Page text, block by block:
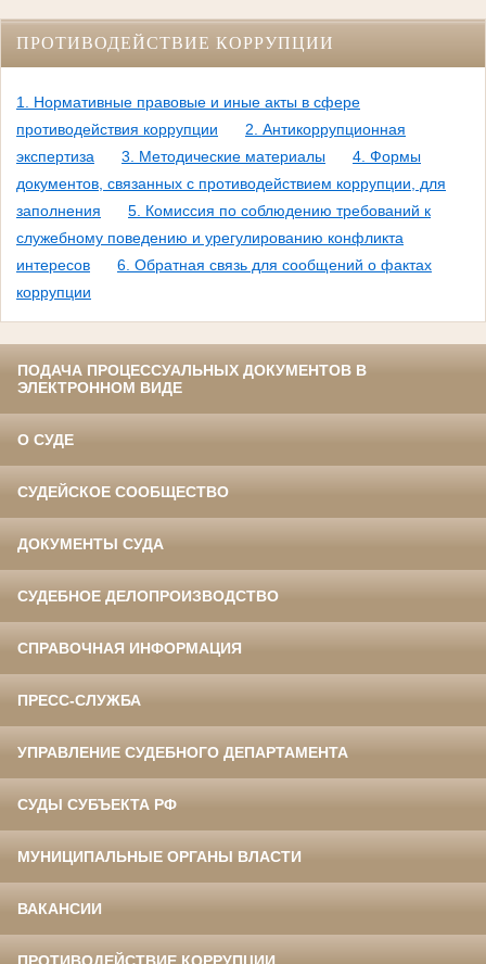
ПРОТИВОДЕЙСТВИЕ КОРРУПЦИИ
1. Нормативные правовые и иные акты в сфере
противодействия коррупции
2. Антикоррупционная
экспертиза
3. Методические материалы
4. Формы
документов, связанных с противодействием коррупции, для
заполнения
5. Комиссия по соблюдению требований к
служебному поведению и урегулированию конфликта
интересов
6. Обратная связь для сообщений о фактах
коррупции
ПОДАЧА ПРОЦЕССУАЛЬНЫХ ДОКУМЕНТОВ В
ЭЛЕКТРОННОМ ВИДЕ
О СУДЕ
СУДЕЙСКОЕ СООБЩЕСТВО
ДОКУМЕНТЫ СУДА
СУДЕБНОЕ ДЕЛОПРОИЗВОДСТВО
СПРАВОЧНАЯ ИНФОРМАЦИЯ
ПРЕСС-СЛУЖБА
УПРАВЛЕНИЕ СУДЕБНОГО ДЕПАРТАМЕНТА
СУДЫ СУБЪЕКТА РФ
МУНИЦИПАЛЬНЫЕ ОРГАНЫ ВЛАСТИ
ВАКАНСИИ